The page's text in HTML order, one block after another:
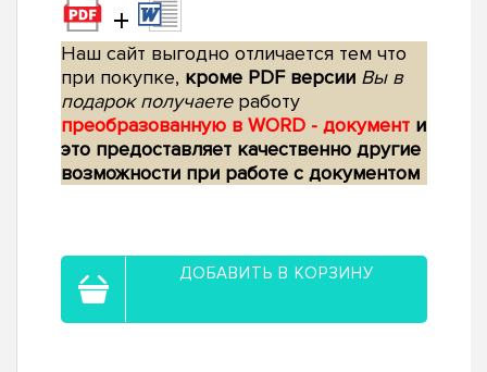
+
Наш сайт выгодно отличается тем что
при покупке, кроме PDF версии Вы в
подарок получаетеработу
преобразованную в WORD - документ и
это предоставляет качественно другие
возможности при работе с документом
ДОБАВИТЬ В КОРЗИНУ